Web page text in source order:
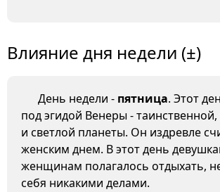
Влияние дня недели (±)
День недели - пятница. Этот
под эгидой Венеры -
и светлой планеты. Он издревле
женским днем. В этот день
женщинам полагалось отдыхать,
себя никакими делами.